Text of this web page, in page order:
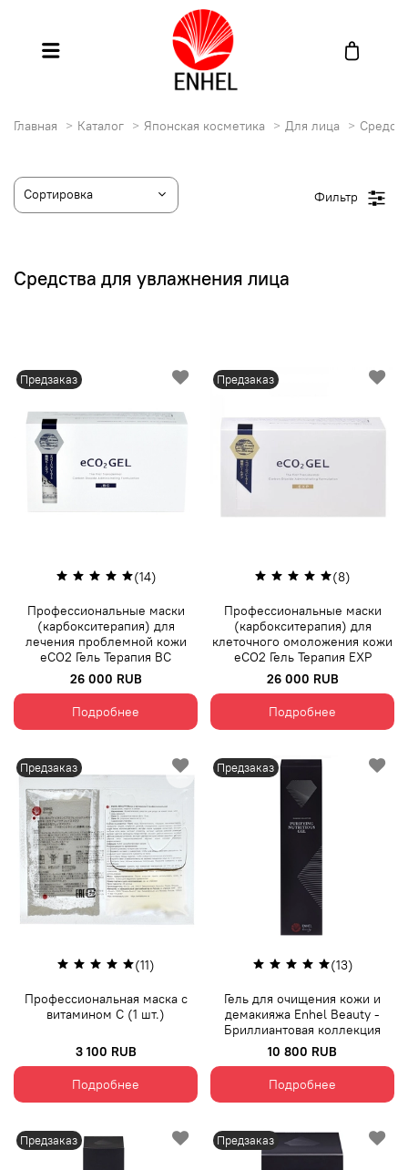
Главная Каталог Японская косметика Для лица
Средства для увлажнения лица
(14)
Предзаказ
Профессиональные маски
(карбокситерапия) для
лечения проблемной кожи
eCO2 Гель Терапия BC
26 000 RUB
Подробнее
(8)
Предзаказ
Профессиональные маски
(карбокситерапия) для
клеточного омоложения кожи
eCO2 Гель Терапия ЕХР
26 000 RUB
Подробнее
(11)
Предзаказ
Профессиональная маска с
витамином С (1 шт.)
3 100 RUB
Подробнее
(13)
Предзаказ
Гель для очищения кожи и
демакияжа Enhel Beauty -
Бриллиантовая коллекция
10 800 RUB
Подробнее
Предзаказ Предзаказ
Фильтр